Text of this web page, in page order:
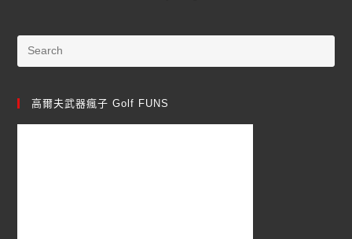
高爾夫武器瘋子 Golf FUNS